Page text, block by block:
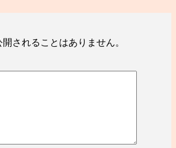
されることはありません。